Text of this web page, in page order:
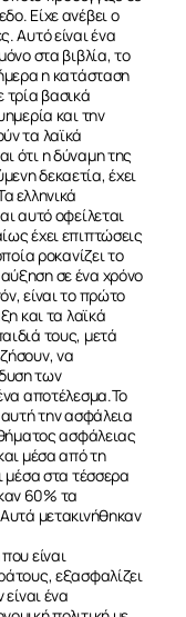
Είχε ανέβει ο
Αυτό είναι ένα
στα βιβλία, το
η κατάσταση
τρία βασικά
και την
τα λαϊκά
ότι η δύναμη της
δεκαετία, έχει
ελληνικά
αυτό οφείλεται
έχει επιπτώσεις
ροκανίζει το
σε ένα χρόνο
είναι το πρώτο
και τα λαϊκά
τους, μετά
να
των
αποτέλεσμα.Το
αυτή την ασφάλεια
ασφάλειας
μέσα από τη
μέσα στα τέσσερα
60% τα
μετακινήθηκαν
είναι
εξασφαλίζει
ένα